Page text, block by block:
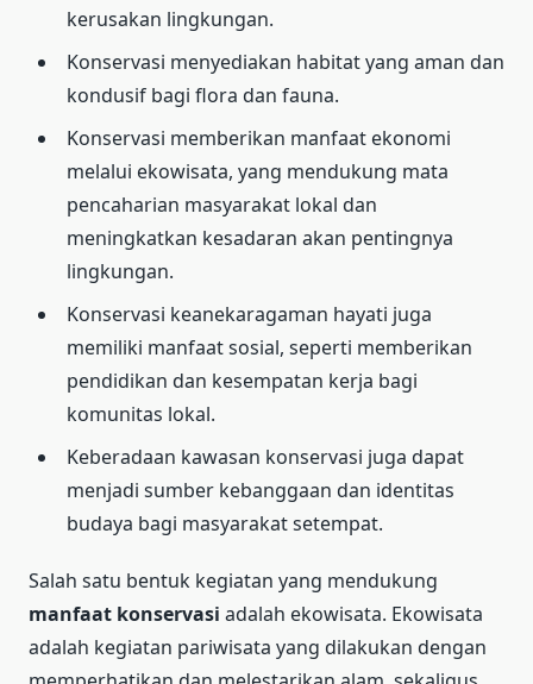
kerusakan lingkungan.
Konservasi menyediakan habitat yang aman dan
kondusif bagi flora dan fauna.
Konservasi memberikan manfaat ekonomi
melalui ekowisata, yang mendukung mata
pencaharian masyarakat lokal dan
meningkatkan kesadaran akan pentingnya
lingkungan.
Konservasi keanekaragaman hayati juga
memiliki manfaat sosial, seperti memberikan
pendidikan dan kesempatan kerja bagi
komunitas lokal.
Keberadaan kawasan konservasi juga dapat
menjadi sumber kebanggaan dan identitas
budaya bagi masyarakat setempat.
Salah satu bentuk kegiatan yang mendukung
manfaat konservasi adalah ekowisata. Ekowisata
adalah kegiatan pariwisata yang dilakukan dengan